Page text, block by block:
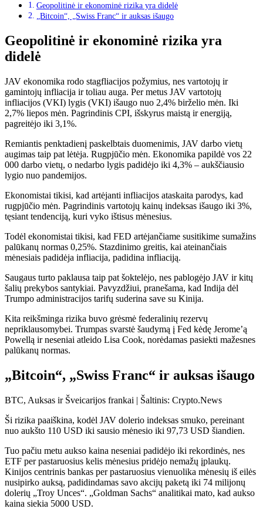
Geopolitinė ir ekonominė rizika yra didelė
„Bitcoin“, „Swiss Franc“ ir auksas išaugo
Geopolitinė ir ekonominė rizika yra
didelė
JAV ekonomika rodo stagfliacijos požymius, nes vartotojų ir
gamintojų infliacija ir toliau auga. Per metus JAV vartotojų
infliacijos (VKI) lygis (VKI) išaugo nuo 2,4% birželio mėn. Iki
2,7% liepos mėn. Pagrindinis CPI, išskyrus maistą ir energiją,
pagreitėjo iki 3,1%.
Remiantis penktadienį paskelbtais duomenimis, JAV darbo vietų
augimas taip pat lėtėja. Rugpjūčio mėn. Ekonomika papildė vos 22
000 darbo vietų, o nedarbo lygis padidėjo iki 4,3% – aukščiausio
lygio nuo pandemijos.
Ekonomistai tikisi, kad artėjanti infliacijos ataskaita parodys, kad
rugpjūčio mėn. Pagrindinis vartotojų kainų indeksas išaugo iki 3%,
tęsiant tendenciją, kuri vyko ištisus mėnesius.
Todėl ekonomistai tikisi, kad FED artėjančiame susitikime sumažins
palūkanų normas 0,25%. Stazdinimo greitis, kai ateinančiais
mėnesiais padidėja infliacija, padidina infliaciją.
Saugaus turto paklausa taip pat šoktelėjo, nes pablogėjo JAV ir kitų
šalių prekybos santykiai. Pavyzdžiui, pranešama, kad Indija dėl
Trumpo administracijos tarifų suderina save su Kinija.
Kita reikšminga rizika buvo grėsmė federalinių rezervų
nepriklausomybei. Trumpas svarstė šaudymą į Fed kėdę Jerome’ą
Powellą ir neseniai atleido Lisa Cook, norėdamas pasiekti mažesnes
palūkanų normas.
„Bitcoin“, „Swiss Franc“ ir auksas išaugo
BTC, Auksas ir Šveicarijos frankai | Šaltinis: Crypto.News
Ši rizika paaiškina, kodėl JAV dolerio indeksas smuko, pereinant
nuo aukšto 110 USD iki sausio mėnesio iki 97,73 USD šiandien.
Tuo pačiu metu aukso kaina neseniai padidėjo iki rekordinės, nes
ETF per pastaruosius kelis mėnesius pridėjo nemažų įplaukų.
Kinijos centrinis bankas per pastaruosius vienuolika mėnesių iš eilės
nusipirko auksą, padidindamas savo akcijų paketą iki 74 milijonų
dolerių „Troy Unces“. „Goldman Sachs“ analitikai mato, kad aukso
kaina siekia 5000 USD.